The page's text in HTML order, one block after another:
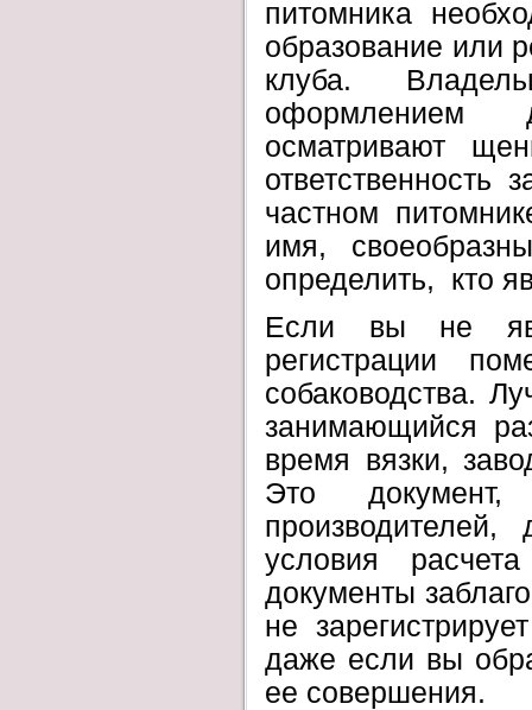
питомника
образование или
клуба.
оформлением
осматривают
частном
имя,
определить, кто
Если вы не
регистрации
собаководства.
занимающийся
время вязки,
Это
условия
документы
не
даже если вы
ее совершения.